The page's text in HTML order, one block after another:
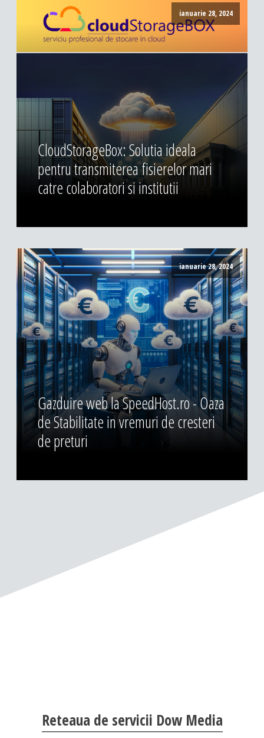
ianuarie 28, 2024
CloudStorageBox: Solutia ideala
pentru transmiterea fisierelor mari
catre colaboratori si institutii
ianuarie 28, 2024
Gazduire web la SpeedHost.ro - Oaza
de Stabilitate in vremuri de cresteri
de preturi
Reteaua de servicii Dow Media